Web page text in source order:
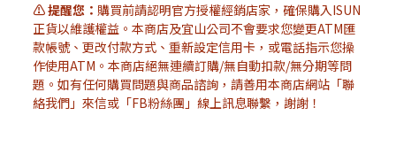
⚠️ 提醒您： 購買前請認明官方授權經銷店家，確保購入ISUN
正貨以維護權益。本商店及宜山公司不會要求您變更ATM匯
款帳號、更改付款方式、重新設定信用卡，或電話指示您操
作使用ATM。本商店絕無連續訂購/無自動扣款/無分期等問
題。如有任何購買問題與商品諮詢，請善用本商店網站「聯
絡我們」來信或「FB粉絲團」線上訊息聯繫，謝謝！